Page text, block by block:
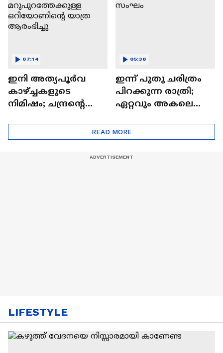
ഇനി അത്യപൂര്‍വ
കാഴ്ച്ചകളുടെ
നിമിഷം; ചന്ദ്രന്റെ
ഒറിയോണിന്റെ യാത്ര
ആരംഭിച്ചു
07:14
ഇന്ന് പുതു ചരിത്രം
പിറക്കുന്ന രാത്രി;
ഏറ്റവും അകലെ
05:38
READ MORE
LIFESTYLE